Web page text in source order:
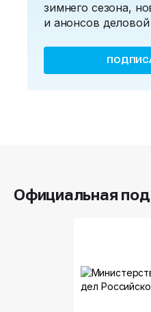
зимнего сезона,
и анонсов
Официальная